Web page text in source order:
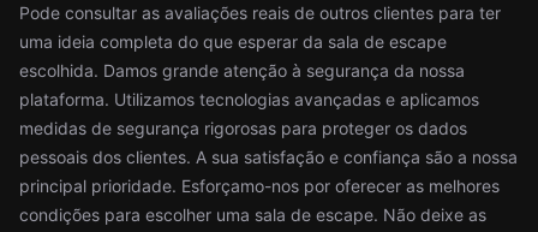
Pode consultar as avaliações reais de outros clientes para ter
uma ideia completa do que esperar da sala de escape
escolhida. Damos grande atenção à segurança da nossa
plataforma. Utilizamos tecnologias avançadas e aplicamos
medidas de segurança rigorosas para proteger os dados
pessoais dos clientes. A sua satisfação e confiança são a nossa
principal prioridade. Esforçamo-nos por oferecer as melhores
condições para escolher uma sala de escape. Não deixe as